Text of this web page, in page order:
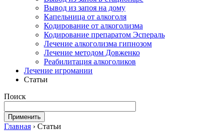
Вывод из запоя на дому
Капельница от алкоголя
Кодирование от алкоголизма
Кодирование препаратом Эспераль
Лечение алкоголизма гипнозом
Лечение методом Довженко
Реабилитация алкоголиков
Лечение игромании
Статьи
Поиск
Главная › Статьи